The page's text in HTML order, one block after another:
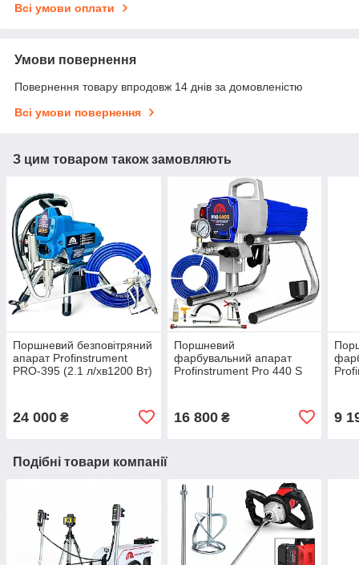
Всі умови оплати
Умови повернення
Повернення товару впродовж 14 днів за домовленістю
Всі умови повернення
З цим товаром також замовляють
Поршневий безповітряний
апарат Profinstrument
PRO-395 (2.1 л/хв1200 Вт)
24 000 ₴
Поршневий
фарбувальний апарат
Profinstrument Pro 440 S
16 800₴ 9
Подібні товари компанії